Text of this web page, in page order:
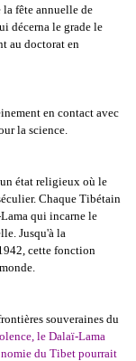
la fête annuelle de
décerna le grade le
au doctorat en
en contact avec
la science.
état religieux où le
Chaque Tibétain
qui incarne le
Jusqu'à la
cette fonction
souveraines du
le Dalaï-Lama
du Tibet pourrait